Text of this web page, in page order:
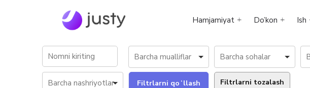
Hamjamiyat Do’kon Ish
Filtrlarni tozalash